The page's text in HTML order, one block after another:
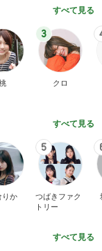
すべて見る
3
クロ
すべて見る
りか
5
つばきファク
トリー
すべて見る